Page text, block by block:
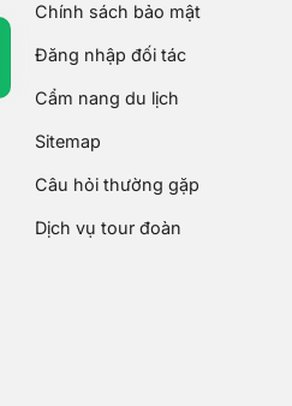
Chính sách bảo mật
Đăng nhập đối tác
Cẩm nang du lịch
Sitemap
Câu hỏi thường gặp
Dịch vụ tour đoàn